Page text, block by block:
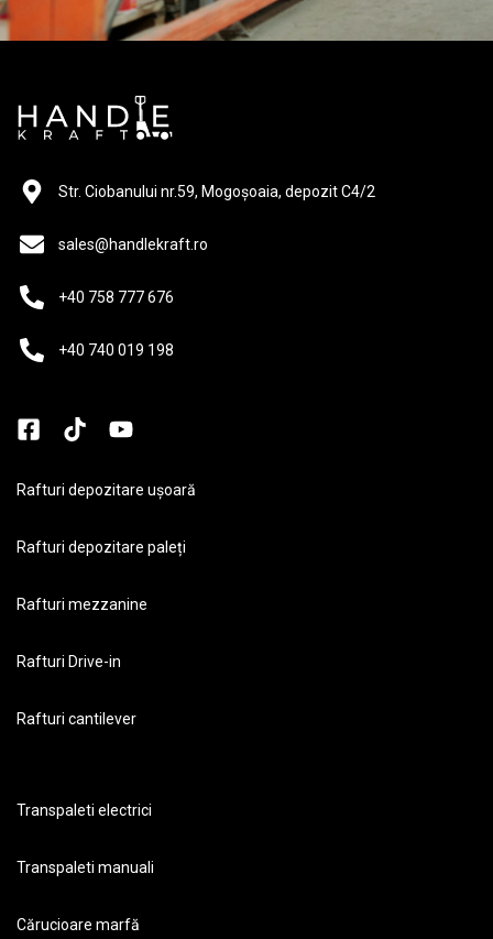
Str. Ciobanului nr.59, Mogoșoaia, depozit C4/2
sales@handlekraft.ro
+40 758 777 676
+40 740 019 198
Rafturi depozitare ușoară
Rafturi depozitare paleți
Rafturi mezzanine
Rafturi Drive-in
Rafturi cantilever
Transpaleti electrici
Transpaleti manuali
Cărucioare marfă